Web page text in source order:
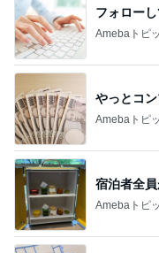
フォロー
Amebaトピ
やっとコ
Amebaトピ
宿泊者全
Amebaトピ